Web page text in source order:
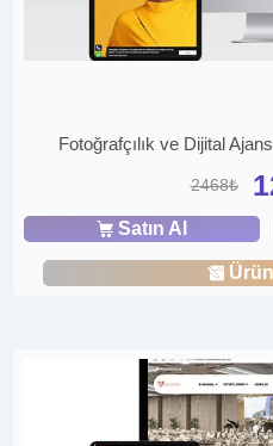
Fotoğrafçılık ve Dijital
2468₺
Satın Al